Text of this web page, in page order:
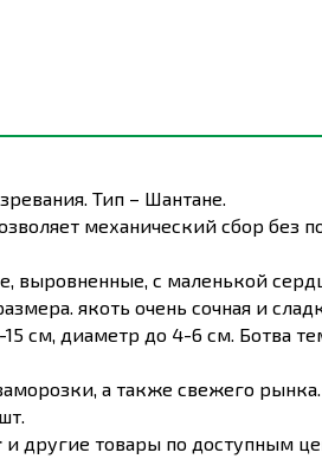
Тип – Шантане.
механический сбор без
выровненные, с маленькой
якоть очень сочная и
см, диаметр до 4-6 см. Ботва
а также свежего рынка.
и другие товары по доступным